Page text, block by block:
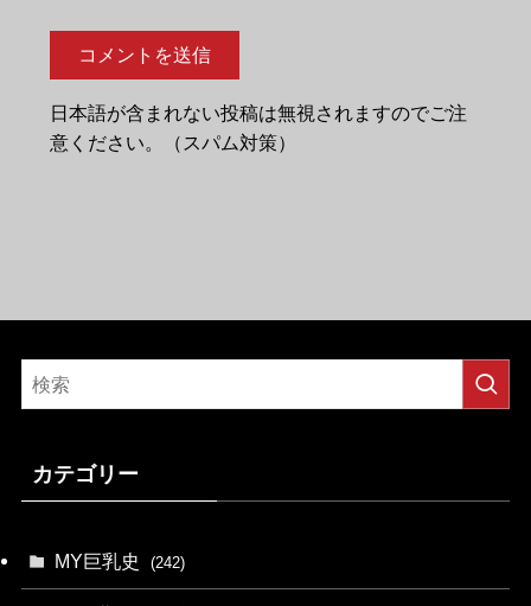
日本語が含まれない投稿は無視されますのでご注
意ください。（スパム対策）
カテゴリー
MY巨乳史 (242)